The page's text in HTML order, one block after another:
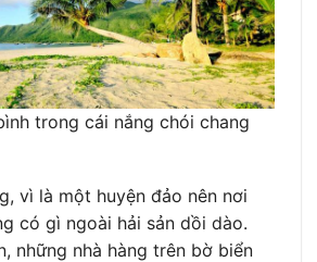
trong cái nắng chói chang
vì là một huyện đảo nên nơi
có gì ngoài hải sản dồi dào.
những nhà hàng trên bờ biển